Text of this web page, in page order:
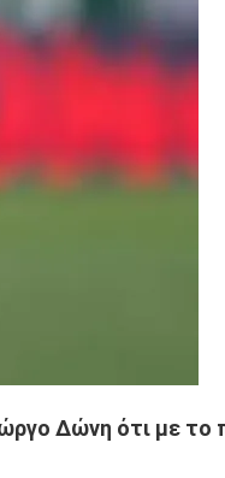
Δώνη ότι με